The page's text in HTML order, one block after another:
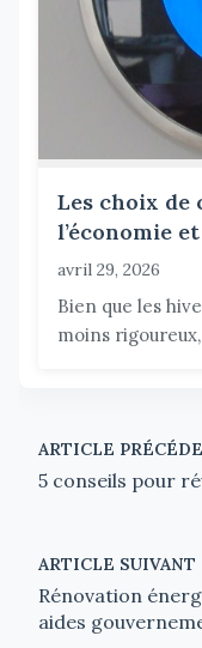
Les choix de
l’économie
avril 29, 2026
Bien que les
moins
ARTICLE
5 conseils pour
ARTICLE SUIVANT
Rénovation
aides